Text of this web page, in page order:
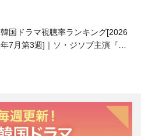
韓国ドラマ視聴率ランキング[2026
年7月第3週]｜ソ・ジソブ主演『エ